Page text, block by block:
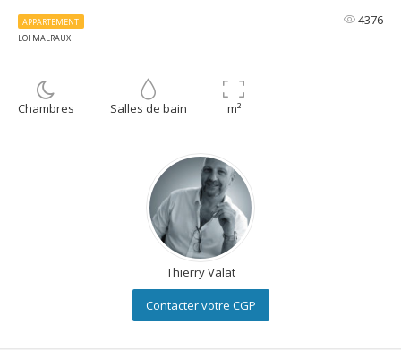
APPARTEMENT
LOI MALRAUX
4376
Chambres Salles de bain m²
Thierry Valat
Contacter votre CGP